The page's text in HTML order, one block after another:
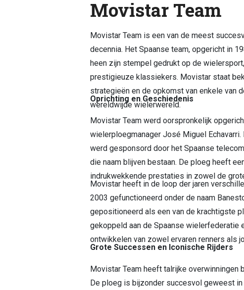
Movistar Team
Movistar Team is een van de meest
decennia. Het Spaanse team, opgericht in
heen zijn stempel gedrukt op de
prestigieuze klassiekers. Movistar staat
strategieën en de opkomst van enkele van
wereldwijde wielerwereld.
Oprichting en Geschiedenis
Movistar Team werd oorspronkelijk
wielerploegmanager José Miguel
werd gesponsord door het Spaanse
die naam blijven bestaan. De ploeg heeft
indrukwekkende prestaties in zowel de
Movistar heeft in de loop der jaren
2003 gefunctioneerd onder de naam
gepositioneerd als een van de krachtigste
gekoppeld aan de Spaanse
ontwikkelen van zowel ervaren renners als
Grote Successen en Iconische Rijders
Movistar Team heeft talrijke
De ploeg is bijzonder succesvol geweest